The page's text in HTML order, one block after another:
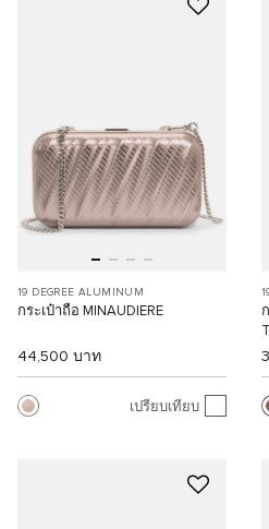
19 DEGREE ALUMINUM
กระเป๋าถือ MINAUDIERE
44,500 บาท
เปรียบเทียบ